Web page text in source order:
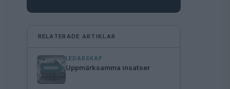
RELATERADE ARTIKLAR
LEDARSKAP
Uppmärksamma insatser